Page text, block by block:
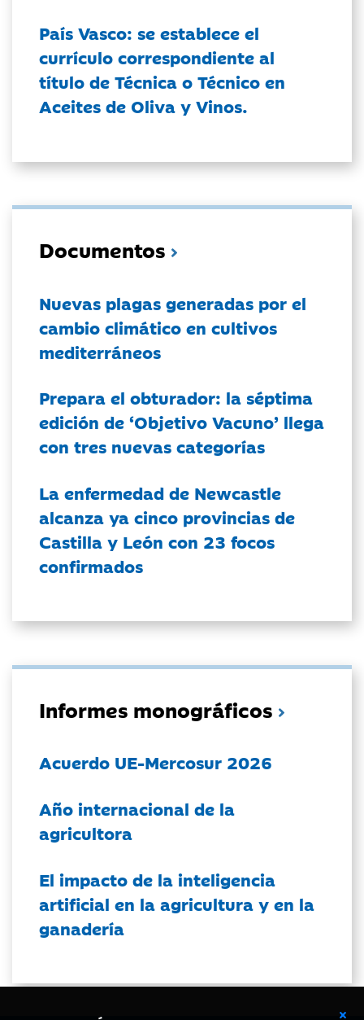
País Vasco: se establece el
currículo correspondiente al
título de Técnica o Técnico en
Aceites de Oliva y Vinos.
Documentos
Nuevas plagas generadas por el
cambio climático en cultivos
mediterráneos
Prepara el obturador: la séptima
edición de ‘Objetivo Vacuno’ llega
con tres nuevas categorías
La enfermedad de Newcastle
alcanza ya cinco provincias de
Castilla y León con 23 focos
confirmados
Informes monográficos
Acuerdo UE-Mercosur 2026
Año internacional de la
agricultora
El impacto de la inteligencia
artificial en la agricultura y en la
ganadería